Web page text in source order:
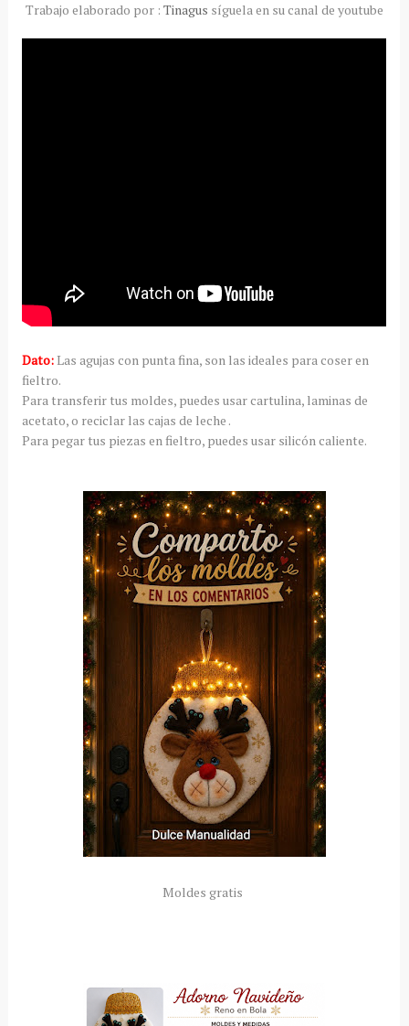
Trabajo elaborado por : Tinagus síguela en su canal de youtube
Dato:Las agujas con punta fina, son las ideales para coser en
fieltro.
Para transferir tus moldes, puedes usar cartulina, laminas de
acetato, o reciclar las cajas de leche .
Para pegar tus piezas en fieltro, puedes usar silicón caliente.
Moldes gratis